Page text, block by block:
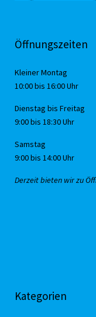
Öffnungszeiten
Kleiner Montag
10:00 bis 16:00 Uhr
Dienstag bis Freitag
9:00 bis 18:30 Uhr
Samstag
9:00 bis 14:00 Uhr
Derzeit bieten wir zu
Kategorien